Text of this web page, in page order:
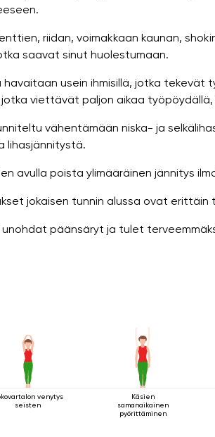
riidan, voimakkaan kaunan,
saavat sinut huolestumaan.
havaitaan usein ihmisillä, jotka tekevät
jotka viettävät paljon aikaa
vähentämään niska- ja
lihasjännitystä.
avulla poista ylimääräinen jännitys
jokaisen tunnin alussa ovat erittäin
unohdat päänsäryt ja tulet
venytys
seisten
Käsien
samanaikainen
pyörittäminen